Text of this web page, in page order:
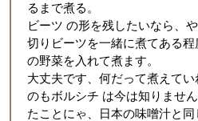
るまで煮る。
ビーツ の形を残したいなら、
切りビーツを一緒に煮てある
の野菜を入れて煮ます。
大丈夫です、何だって煮えて
のもボルシチ は今は知りませ
たことにゃ、日本の味噌汁と